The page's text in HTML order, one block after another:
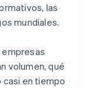
las
mundiales.
empresas
volumen, qué
en tiempo